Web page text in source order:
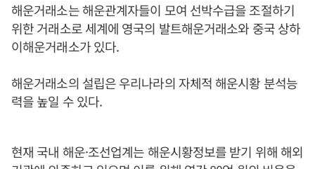
해운거래소는 해운관계자들이 모여 선박수급을 조절하기
위한 거래소로 세계에 영국의 발트해운거래소와 중국 상하
이해운거래소가 있다.
해운거래소의 설립은 우리나라의 자체적 해운시황 분석능
력을 높일 수 있다.
현재 국내 해운·조선업계는 해운시황정보를 받기 위해 해외